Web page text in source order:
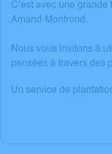
C’est avec une
Amand-Montrond.
Nous vous invitons à
pensées à travers des
Un service de